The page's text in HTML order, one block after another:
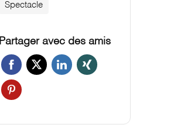
Spectacle
Partager avec des amis